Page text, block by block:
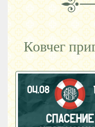
Ковчег